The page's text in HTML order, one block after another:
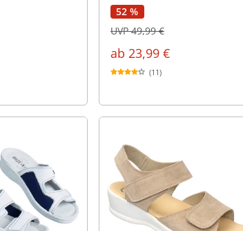
52 %
ab 23,99 €
UVP 49,99 €
(11)